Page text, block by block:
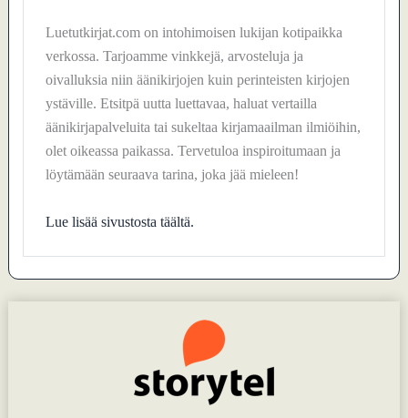
Luetutkirjat.com on intohimoisen lukijan kotipaikka
verkossa. Tarjoamme vinkkejä, arvosteluja ja
oivalluksia niin äänikirjojen kuin perinteisten kirjojen
ystäville. Etsitpä uutta luettavaa, haluat vertailla
äänikirjapalveluita tai sukeltaa kirjamaailman ilmiöihin,
olet oikeassa paikassa. Tervetuloa inspiroitumaan ja
löytämään seuraava tarina, joka jää mieleen!
Lue lisää sivustosta täältä.